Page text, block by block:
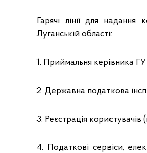
Гарячі лінії для
Луганській області:
1. Приймальня керівника
2. Державна податкова
3. Реєстрація
4. Податкові сервіси,